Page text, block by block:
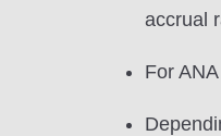
accrual
For